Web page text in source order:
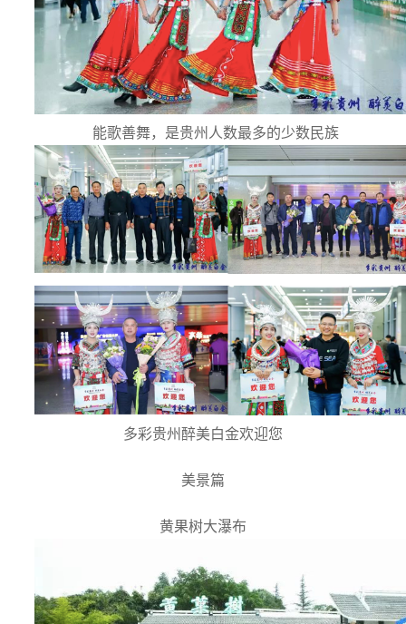
能歌善舞，是贵州人数最多的少数民族
多彩贵州醉美白金欢迎您
美景篇
黄果树大瀑布